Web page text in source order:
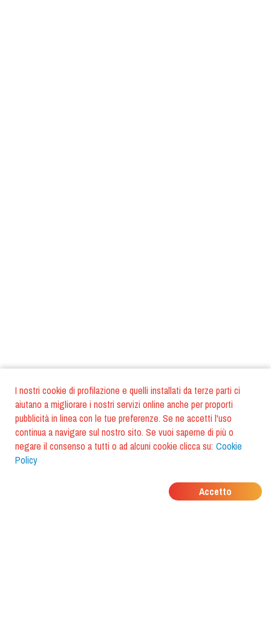
I nostri cookie di profilazione e quelli installati da terze parti ci
aiutano a migliorare i nostri servizi online anche per proporti
pubblicità in linea con le tue preferenze. Se ne accetti l'uso
continua a navigare sul nostro sito. Se vuoi saperne di più o
negare il consenso a tutti o ad alcuni cookie clicca su: Cookie
Policy
Accetto
DOVE MANGIANO I
TUOI AMICI?